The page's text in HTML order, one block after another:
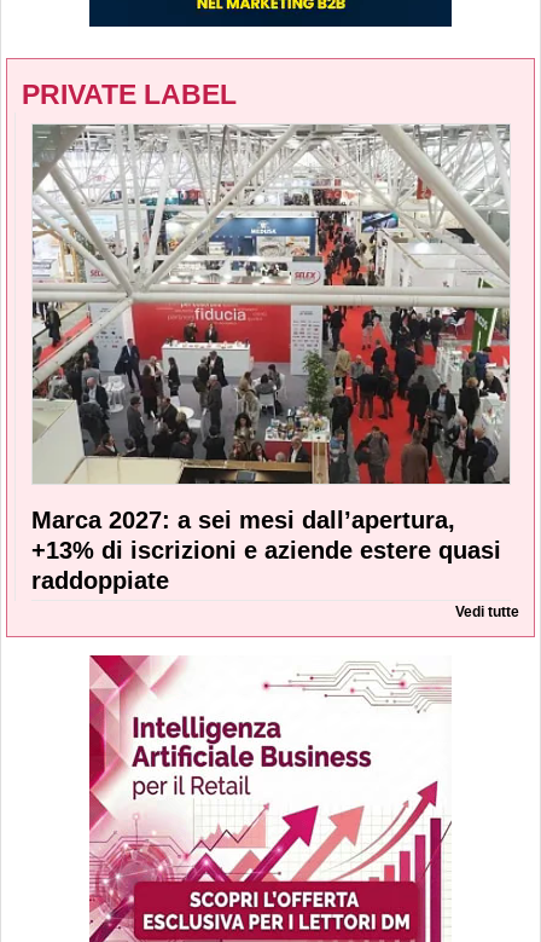
PRIVATE LABEL
Marca 2027: a sei mesi dall’apertura,
+13% di iscrizioni e aziende estere quasi
raddoppiate
Vedi tutte